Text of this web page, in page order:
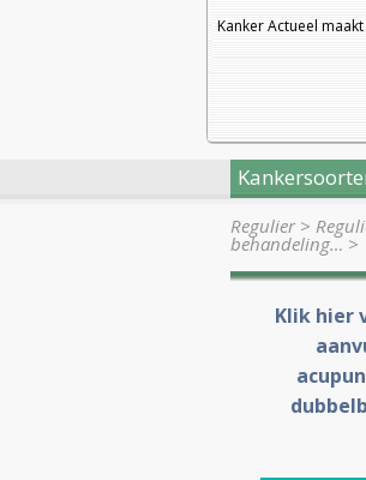
Kanker Actueel
Regulier>
behandeling… >
Klik hier